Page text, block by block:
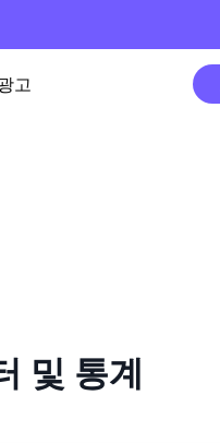
고
및 통계